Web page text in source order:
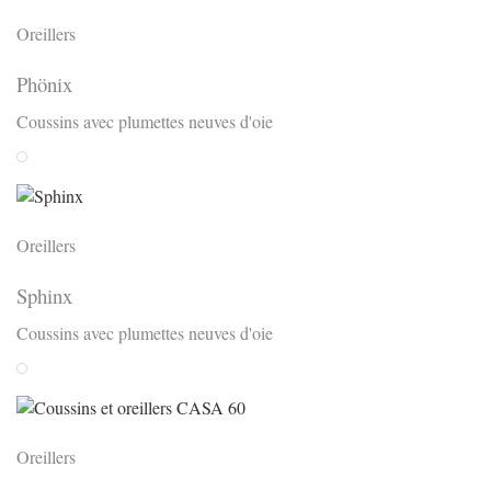
Oreillers
Phönix
Coussins avec plumettes neuves d'oie
Weiss
Oreillers
Sphinx
Coussins avec plumettes neuves d'oie
Weiss
Oreillers